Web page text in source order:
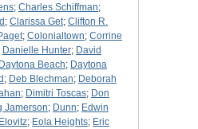
; Charles Schiffman;
; Clarissa Get; Clifton R.
; Colonialtown; Corrine
Danielle Hunter; David
Daytona Beach; Daytona
; Deb Blechman; Deborah
; Dimitri Toscas; Don
Jamerson; Dunn; Edwin
Elovitz; Eola Heights; Eric